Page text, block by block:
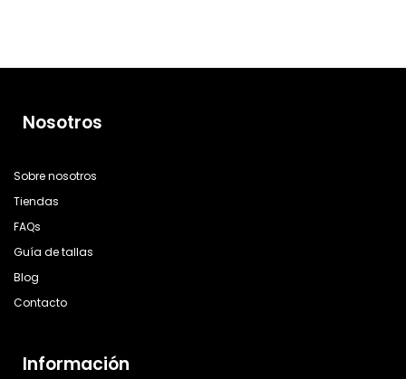
Nosotros
Sobre nosotros
Tiendas
FAQs
Guía de tallas
Blog
Contacto
Información